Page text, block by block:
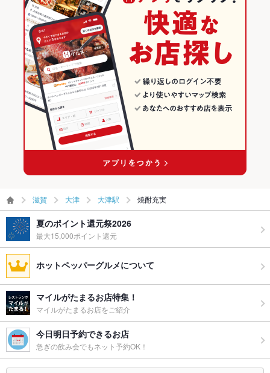
滋賀 大津 大津駅 焼酎充実
夏のポイント還元祭2026
最大15,000ポイント還元
ホットペッパーグルメについて
マイルがたまるお店特集！
マイルがたまるお店をご紹介
今日明日予約できるお店
急ぎの飲み会でもネット予約OK！